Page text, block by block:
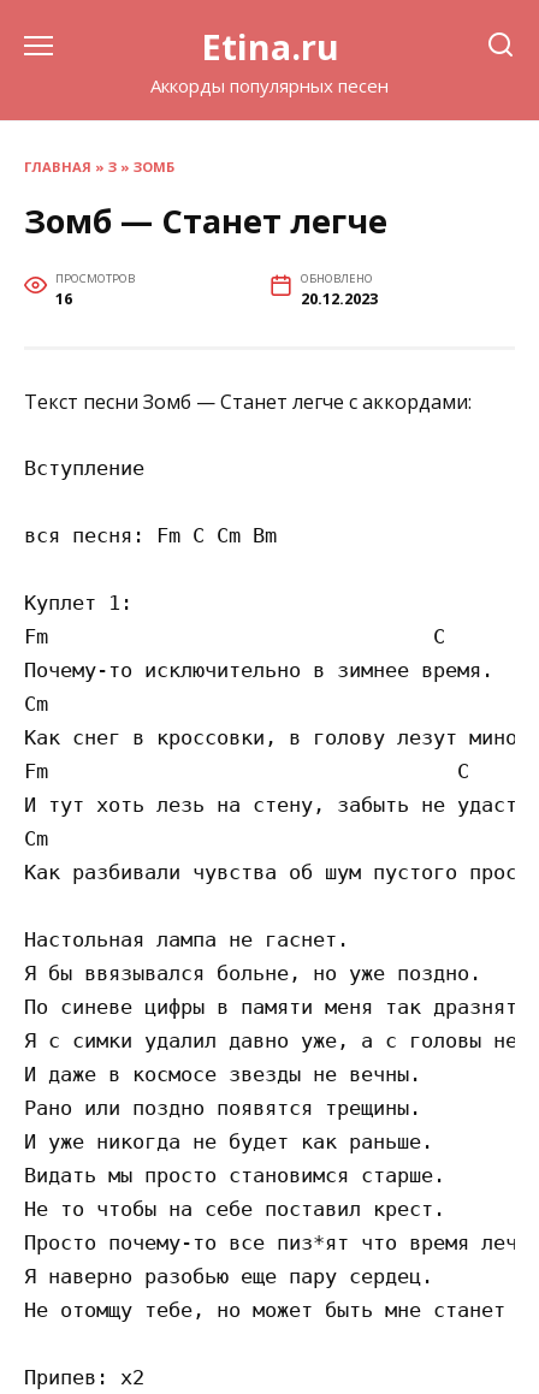
Etina.ru
Аккорды популярных песен
ГЛАВНАЯ » З » ЗОМБ
Зомб — Станет легче
ПРОСМОТРОВ
16
ОБНОВЛЕНО
20.12.2023
Текст песни Зомб — Станет легче с аккордами:
Вступление
вся песня: Fm C Cm Bm
Куплет 1:
Fm                                C
Почему-то исключительно в зимнее время.
Cm
Как снег в кроссовки, в голову лезут
Fm                                  C
И тут хоть лезь на стену, забыть не
Cm
Как разбивали чувства об шум пустого
Настольная лампа не гаснет.
Я бы ввязывался больне, но уже поздно.
По синеве цифры в памяти меня так дразнят.
Я с симки удалил давно уже, а с головы не
И даже в космосе звезды не вечны.
Рано или поздно появятся трещины.
И уже никогда не будет как раньше.
Видать мы просто становимся старше.
Не то чтобы на себе поставил крест.
Просто почему-то все пиз*ят что время
Я наверно разобью еще пару сердец.
Не отомщу тебе, но может быть мне станет
Припев: x2